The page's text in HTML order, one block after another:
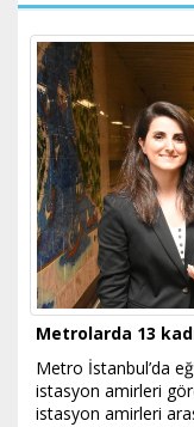
Metrolarda 13
Metro İstanbul’da
istasyon amirleri
istasyon amirleri